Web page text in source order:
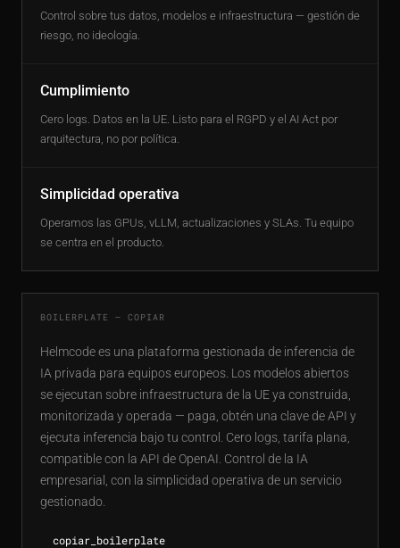
Control sobre tus datos, modelos e infraestructura — gestión de
riesgo, no ideología.
Cumplimiento
Cero logs. Datos en la UE. Listo para el RGPD y el AI Act por
arquitectura, no por política.
Simplicidad operativa
Operamos las GPUs, vLLM, actualizaciones y SLAs. Tu equipo
se centra en el producto.
BOILERPLATE — COPIAR
Helmcode es una plataforma gestionada de inferencia de
IA privada para equipos europeos. Los modelos abiertos
se ejecutan sobre infraestructura de la UE ya construida,
monitorizada y operada — paga, obtén una clave de API y
ejecuta inferencia bajo tu control. Cero logs, tarifa plana,
compatible con la API de OpenAI. Control de la IA
empresarial, con la simplicidad operativa de un servicio
gestionado.
copiar_boilerplate